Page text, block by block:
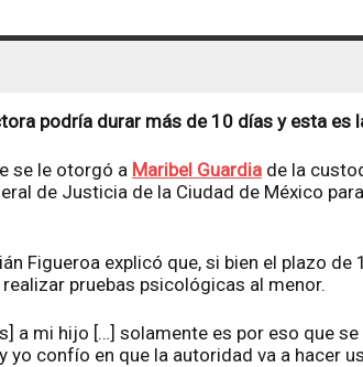
podría durar más de 10 días y esta es
se le otorgó a Maribel Guardia de la
de Justicia de la Ciudad de México
Figueroa explicó que, si bien el plazo de
pruebas psicológicas al menor.
a mi hijo […] solamente es por eso que
confío en que la autoridad va a hacer